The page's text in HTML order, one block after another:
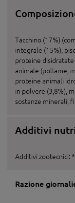
Tacchino (17%)
integrale (15%),
proteine disidratate
animale (pollame,
proteine animali
in polvere (3,8%),
sostanze minerali,
Additivi
Additivi zootecnici:
Razione